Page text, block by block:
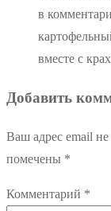
в
вместе с
Добавить
Ваш адрес email не
помечены *
Комментарий *